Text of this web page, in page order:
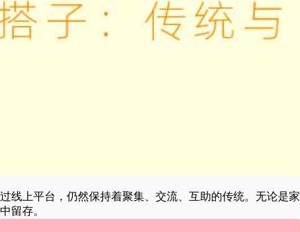
线上平台，仍然保持着聚集、交流、互助的传统。无论是家
留存。